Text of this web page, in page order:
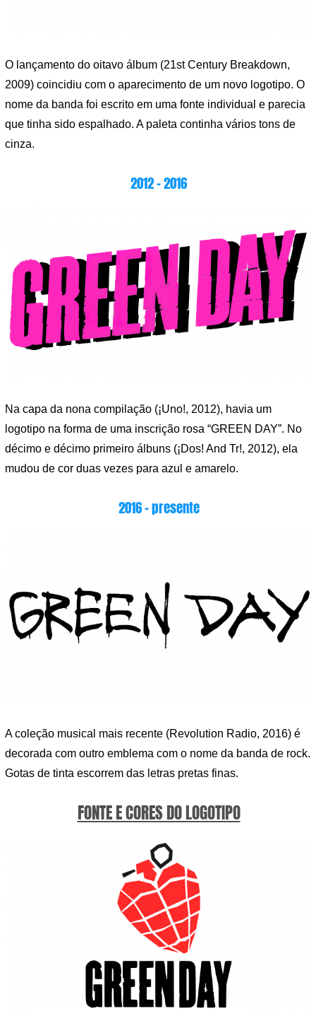
O lançamento do oitavo álbum (21st Century Breakdown,
2009) coincidiu com o aparecimento de um novo logotipo. O
nome da banda foi escrito em uma fonte individual e parecia
que tinha sido espalhado. A paleta continha vários tons de
cinza.
2012 – 2016
Na capa da nona compilação (¡Uno!, 2012), havia um
logotipo na forma de uma inscrição rosa “GREEN DAY”. No
décimo e décimo primeiro álbuns (¡Dos! And Tr!, 2012), ela
mudou de cor duas vezes para azul e amarelo.
2016 – presente
A coleção musical mais recente (Revolution Radio, 2016) é
decorada com outro emblema com o nome da banda de rock.
Gotas de tinta escorrem das letras pretas finas.
FONTE E CORES DO LOGOTIPO